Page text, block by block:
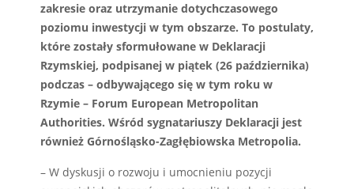
zakresie oraz utrzymanie dotychczasowego
poziomu inwestycji w tym obszarze. To postulaty,
które zostały sformułowane w Deklaracji
Rzymskiej, podpisanej w piątek (26 października)
podczas – odbywającego się w tym roku w
Rzymie – Forum European Metropolitan
Authorities. Wśród sygnatariuszy Deklaracji jest
również Górnośląsko-Zagłębiowska Metropolia.
– W dyskusji o rozwoju i umocnieniu pozycji